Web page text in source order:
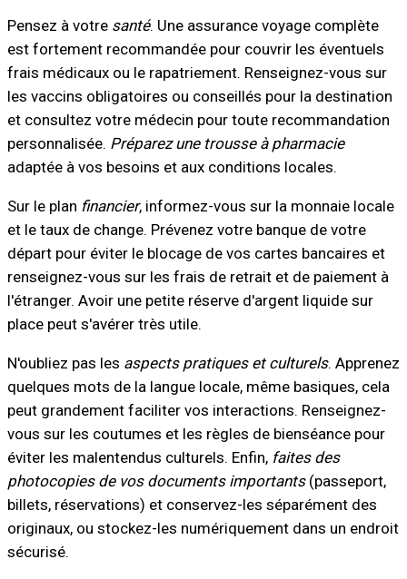
Pensez à votre santé. Une assurance voyage complète
est fortement recommandée pour couvrir les éventuels
frais médicaux ou le rapatriement. Renseignez-vous sur
les vaccins obligatoires ou conseillés pour la destination
et consultez votre médecin pour toute recommandation
personnalisée. Préparez une trousse à pharmacie
adaptée à vos besoins et aux conditions locales.
Sur le plan financier, informez-vous sur la monnaie locale
et le taux de change. Prévenez votre banque de votre
départ pour éviter le blocage de vos cartes bancaires et
renseignez-vous sur les frais de retrait et de paiement à
l'étranger. Avoir une petite réserve d'argent liquide sur
place peut s'avérer très utile.
N'oubliez pas les aspects pratiques et culturels. Apprenez
quelques mots de la langue locale, même basiques, cela
peut grandement faciliter vos interactions. Renseignez-
vous sur les coutumes et les règles de bienséance pour
éviter les malentendus culturels. Enfin, faites des
photocopies de vos documents importants(passeport,
billets, réservations) et conservez-les séparément des
originaux, ou stockez-les numériquement dans un endroit
sécurisé.